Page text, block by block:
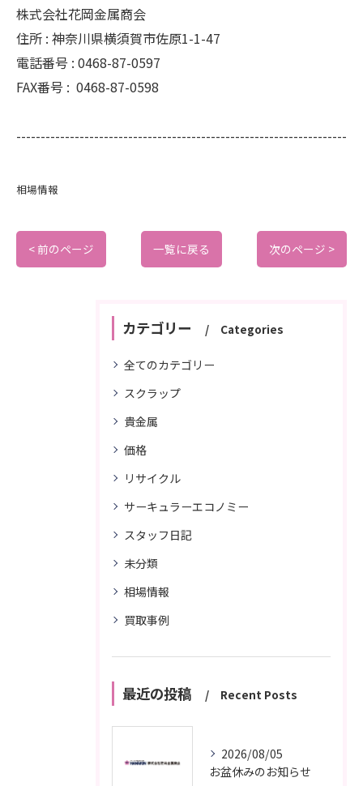
株式会社花岡金属商会
住所 : 神奈川県横須賀市佐原1-1-47
電話番号 : 0468-87-0597
FAX番号 : 0468-87-0598
--------------------------------------------------------------------
相場情報
< 前のページ 一覧に戻る 次のページ >
カテゴリー Categories
全てのカテゴリー
スクラップ
貴金属
価格
リサイクル
サーキュラーエコノミー
スタッフ日記
未分類
相場情報
買取事例
最近の投稿 Recent Posts
2026/08/05
お盆休みのお知らせ